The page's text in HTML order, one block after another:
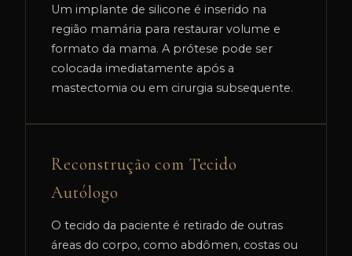
Um implante de silicone é inserido na
região mamária para restaurar volume e
formato da mama. A prótese pode ser
colocada imediatamente após a
mastectomia ou em cirurgia subsequente.
Reconstrução com Tecido
Autólogo
O tecido da paciente é retirado de outras
áreas do corpo, como abdômen, costas ou